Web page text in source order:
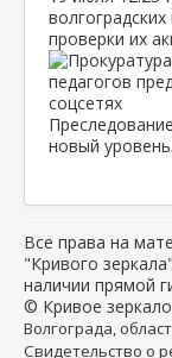
проверки их
новый уровень.
Все права на
"Кривого
наличии прямой
© Кривое
Волгограда,
Свидетельство о